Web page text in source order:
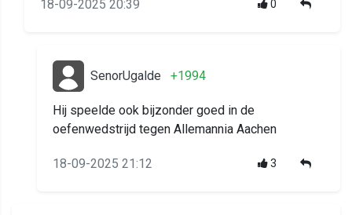
18-09-2025 20:39 0
SenorUgalde +1994
Hij speelde ook bijzonder goed in de
oefenwedstrijd tegen Allemannia Aachen
18-09-2025 21:12 3